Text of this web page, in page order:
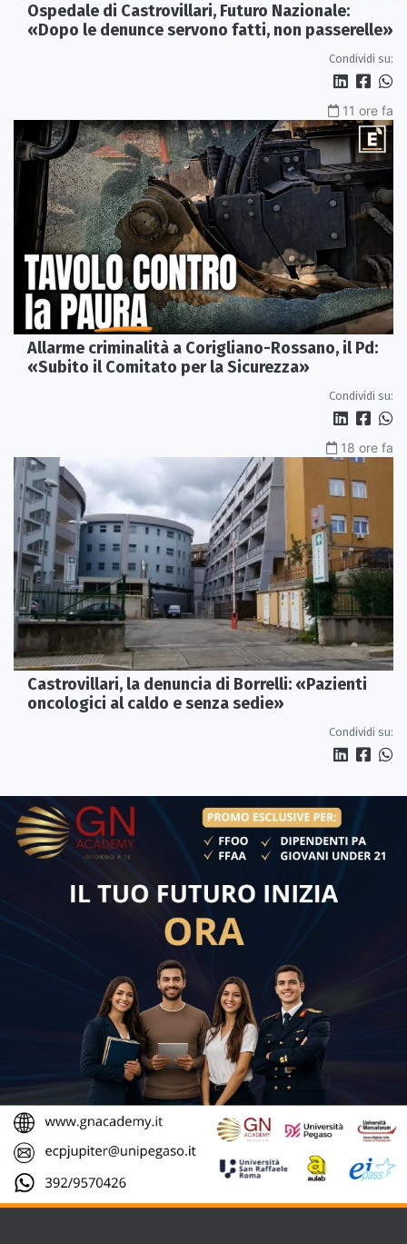
Ospedale di Castrovillari, Futuro Nazionale:
«Dopo le denunce servono fatti, non passerelle»
Condividi su:
11 ore fa
Allarme criminalità a Corigliano-Rossano, il Pd:
«Subito il Comitato per la Sicurezza»
Condividi su:
18 ore fa
Castrovillari, la denuncia di Borrelli: «Pazienti
oncologici al caldo e senza sedie»
Condividi su: